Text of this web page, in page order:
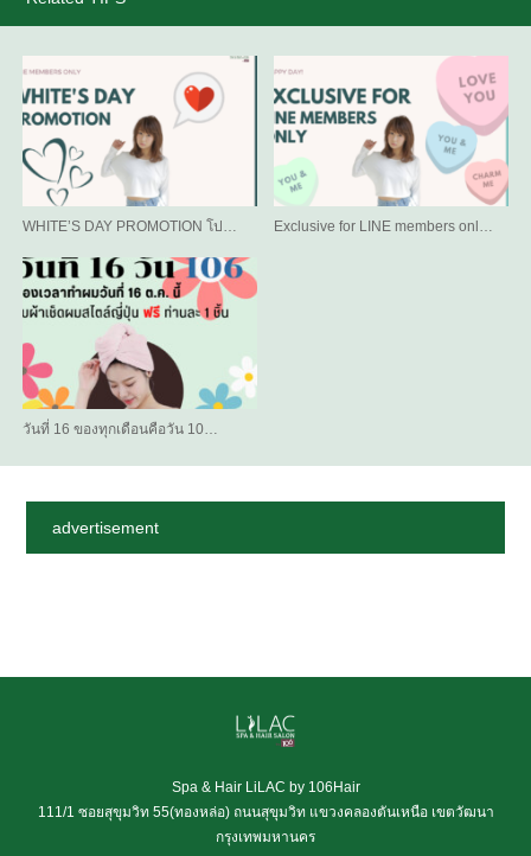
WHITE’S DAY PROMOTION โป… Exclusive for LINE members onl…
วันที่ 16 ของทุกเดือนคือวัน 10…
advertisement
Spa & Hair LiLAC by 106Hair
111/1 ซอยสุขุมวิท 55(ทองหล่อ) ถนนสุขุมวิท แขวงคลองตันเหนือ เขตวัฒนา
กรุงเทพมหานคร